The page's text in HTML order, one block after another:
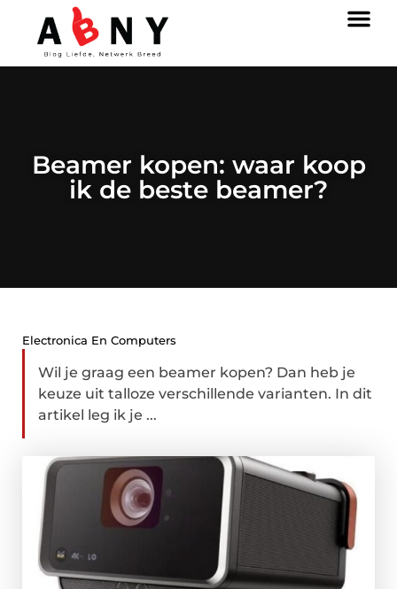
Beamer kopen: waar koop
ik de beste beamer?
Electronica En Computers
Wil je graag een beamer kopen? Dan heb je
keuze uit talloze verschillende varianten. In dit
artikel leg ik je ...